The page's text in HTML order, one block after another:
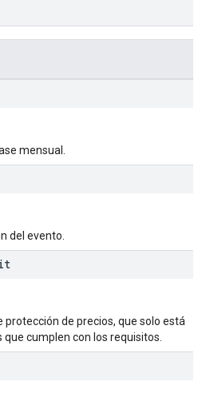
mensual.
del evento.
protección de precios, que solo está
cumplen con los requisitos.